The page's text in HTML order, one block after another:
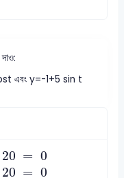
এবং y=-1+5 sin t
20 = 0
=0
20 = 0
=0